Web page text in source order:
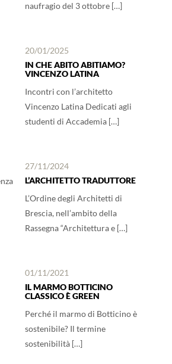
naufragio del 3 ottobre […]
20/01/2025
IN CHE ABITO ABITIAMO?
VINCENZO LATINA
Incontri con l’architetto
Vincenzo Latina Dedicati agli
studenti di Accademia […]
27/11/2024
L’ARCHITETTO TRADUTTORE
L’Ordine degli Architetti di
Brescia, nell’ambito della
Rassegna “Architettura e […]
01/11/2021
IL MARMO BOTTICINO
CLASSICO È GREEN
Perché il marmo di Botticino è
sostenibile? Il termine
sostenibilità […]